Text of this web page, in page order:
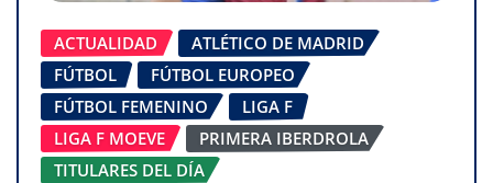
ACTUALIDAD
ATLÉTICO DE MADRID
FÚTBOL
FÚTBOL EUROPEO
FÚTBOL FEMENINO
LIGA F
LIGA F MOEVE
PRIMERA IBERDROLA
TITULARES DEL DÍA